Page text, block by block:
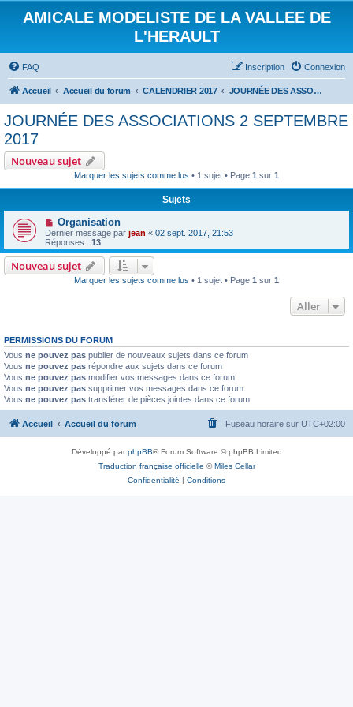
AMICALE MODELISTE DE LA VALLEE DE
L'HERAULT
FAQ Connexion
Inscription
Accueil Accueil du forum CALENDRIER 2017 JOURNÉE DES ASSOCIATIONS 2 SEPTEMBRE 2017
JOURNÉE DES ASSOCIATIONS 2 SEPTEMBRE
2017
Nouveau sujet
Marquer les sujets comme lus • 1 sujet • Page 1 sur 1
Sujets
Organisation
Dernier message par jean « 02 sept. 2017, 21:53
Réponses : 13
Nouveau sujet
Marquer les sujets comme lus • 1 sujet • Page 1 sur 1
Aller
PERMISSIONS DU FORUM
Vous ne pouvez pas publier de nouveaux sujets dans ce forum
Vous ne pouvez pas répondre aux sujets dans ce forum
Vous ne pouvez pas modifier vos messages dans ce forum
Vous ne pouvez pas supprimer vos messages dans ce forum
Vous ne pouvez pas transférer de pièces jointes dans ce forum
Accueil Accueil du forum Fuseau horaire sur UTC+02:00
Développé parphpBB® Forum Software © phpBB Limited
Traduction française officielle ©Miles Cellar
Confidentialité | Conditions